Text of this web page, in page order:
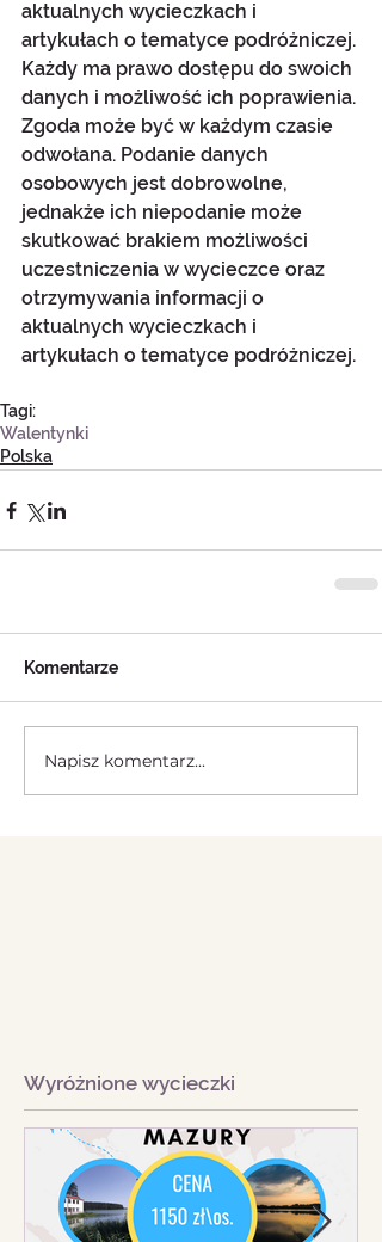
aktualnych wycieczkach i
artykułach o tematyce podróżniczej.
Każdy ma prawo dostępu do swoich
danych i możliwość ich poprawienia.
Zgoda może być w każdym czasie
odwołana. Podanie danych
osobowych jest dobrowolne,
jednakże ich niepodanie może
skutkować brakiem możliwości
uczestniczenia w wycieczce oraz
otrzymywania informacji o
aktualnych wycieczkach i
artykułach o tematyce podróżniczej.
Tagi:
Walentynki
Polska
Komentarze
Napisz komentarz...
Wyróżnione wycieczki